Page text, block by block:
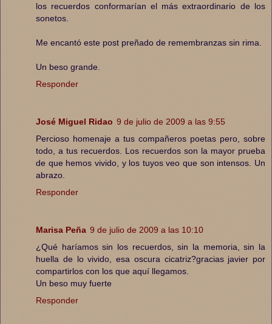
los recuerdos conformarían el más extraordinario de los
sonetos.
Me encantó este post preñado de remembranzas sin rima.
Un beso grande.
Responder
José Miguel Ridao 9 de julio de 2009 a las 9:55
Percioso homenaje a tus compañeros poetas pero, sobre
todo, a tus recuerdos. Los recuerdos son la mayor prueba
de que hemos vivido, y los tuyos veo que son intensos. Un
abrazo.
Responder
Marisa Peña 9 de julio de 2009 a las 10:10
¿Qué haríamos sin los recuerdos, sin la memoria, sin la
huella de lo vivido, esa oscura cicatriz?gracias javier por
compartirlos con los que aquí llegamos.
Un beso muy fuerte
Responder